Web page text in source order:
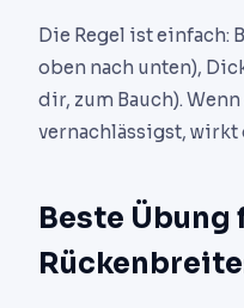
Die Regel ist einfach:
oben nach unten),
dir, zum Bauch).
vernachlässigst,
Beste Übung